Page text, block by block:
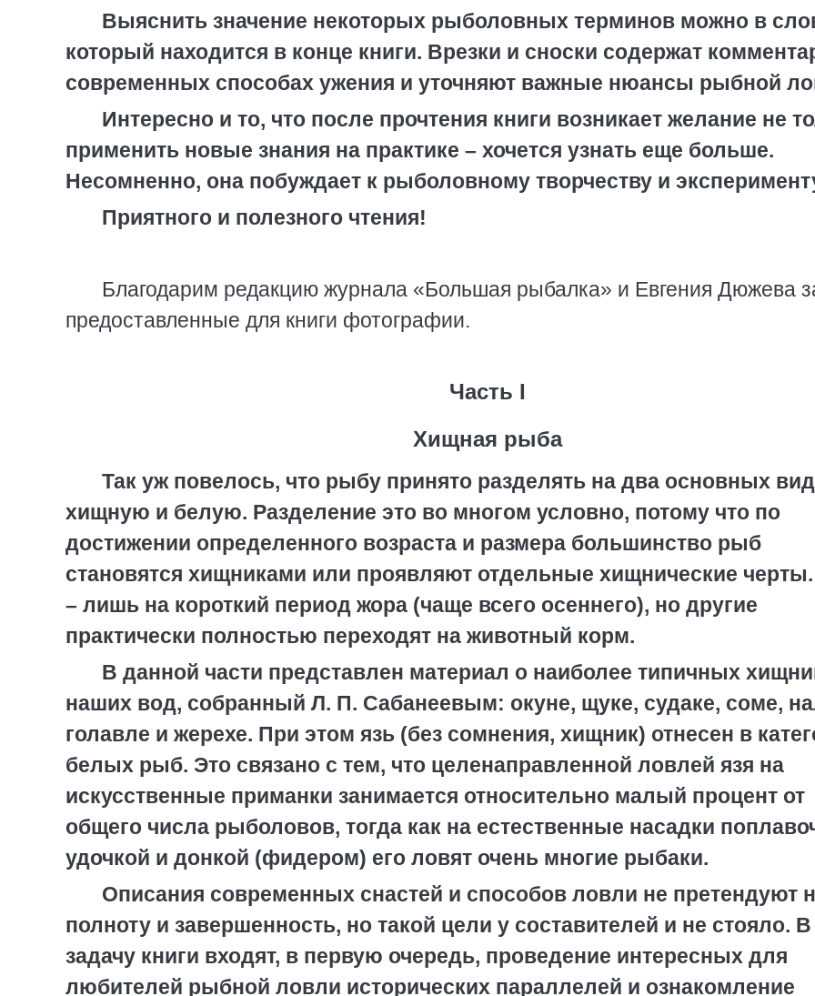
Выяснить значение некоторых рыболовных терминов можно в
который находится в конце книги. Врезки и сноски содержат
современных способах ужения и уточняют важные нюансы рыбной
Интересно и то, что после прочтения книги возникает желание не
применить новые знания на практике – хочется узнать еще больше.
Несомненно, она побуждает к рыболовному творчеству и
Приятного и полезного чтения!
Благодарим редакцию журнала «Большая рыбалка» и Евгения Дюжева
предоставленные для книги фотографии.
Часть I
Хищная рыба
Так уж повелось, что рыбу принято разделять на два основных
хищную и белую. Разделение это во многом условно, потому что по
достижении определенного возраста и размера большинство рыб
становятся хищниками или проявляют отдельные хищнические
– лишь на короткий период жора (чаще всего осеннего), но другие
практически полностью переходят на животный корм.
В данной части представлен материал о наиболее типичных
наших вод, собранный Л. П. Сабанеевым: окуне, щуке, судаке, соме,
голавле и жерехе. При этом язь (без сомнения, хищник) отнесен в
белых рыб. Это связано с тем, что целенаправленной ловлей язя на
искусственные приманки занимается относительно малый процент от
общего числа рыболовов, тогда как на естественные насадки
удочкой и донкой (фидером) его ловят очень многие рыбаки.
Описания современных снастей и способов ловли не претендуют
полноту и завершенность, но такой цели у составителей и не стояло. В
задачу книги входят, в первую очередь, проведение интересных для
любителей рыбной ловли исторических параллелей и ознакомление